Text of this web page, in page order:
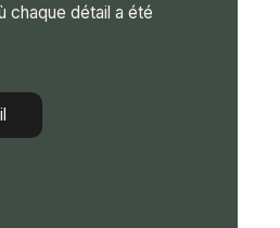
chaque détail a été